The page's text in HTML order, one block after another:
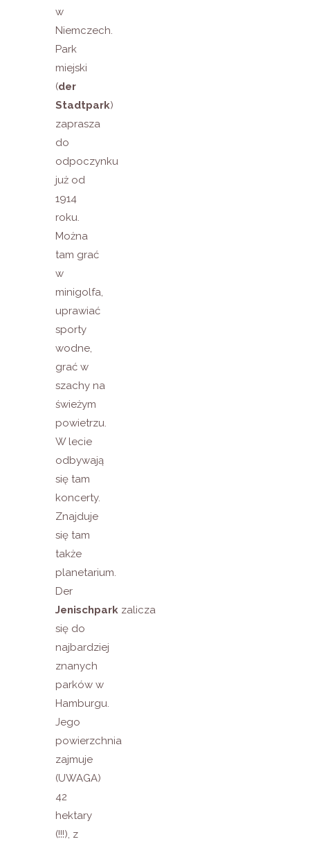
w
Niemczech.
Park
miejski
(der
Stadtpark)
zaprasza
do
odpoczynku
już od
1914
roku.
Można
tam grać
w
minigolfa,
uprawiać
sporty
wodne,
grać w
szachy na
świeżym
powietrzu.
W lecie
odbywają
się tam
koncerty.
Znajduje
się tam
także
planetarium.
Der
Jenischpark zalicza
się do
najbardziej
znanych
parków w
Hamburgu.
Jego
powierzchnia
zajmuje
(UWAGA)
42
hektary
(!!!), z